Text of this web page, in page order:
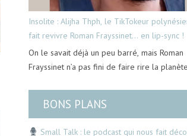
Insolite : Alijha Thph, le TikTokeur
fait revivre Roman Frayssinet… en lip-sync !
On le savait déjà un peu barré, mais Roman
Frayssinet n’a pas fini de faire rire la
BONS PLANS
Small Talk : le podcast qui nous fait